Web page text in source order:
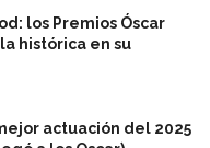
los Premios Óscar
histórica en su
actuación del 2025